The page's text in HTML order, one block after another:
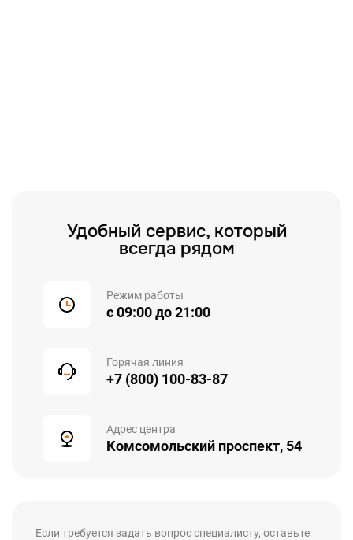
Удобный сервис, который
всегда рядом
Режим работы
с 09:00 до 21:00
Горячая линия
+7 (800) 100-83-87
Адрес центра
Комсомольский проспект, 54
Если требуется задать вопрос специалисту, оставьте